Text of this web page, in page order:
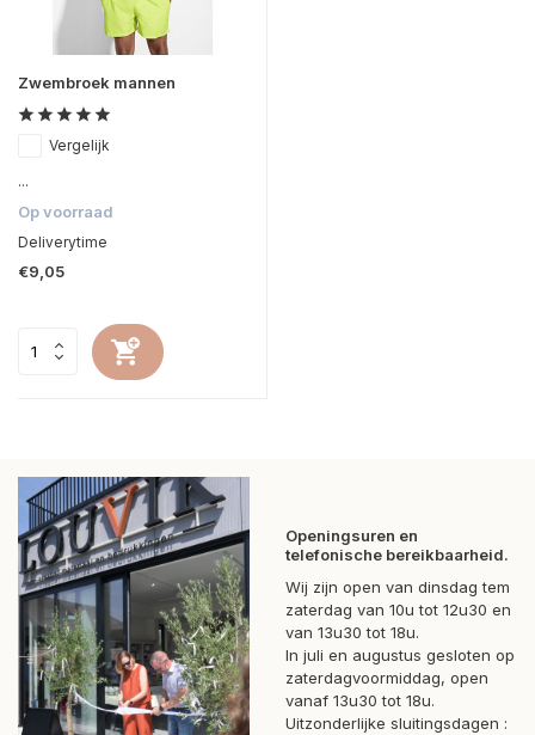
Zwembroek mannen
Vergelijk
...
Op voorraad
Deliverytime
€9,05
Openingsuren en
telefonische bereikbaarheid.
Wij zijn open van dinsdag tem
zaterdag van 10u tot 12u30 en
van 13u30 tot 18u.
In juli en augustus gesloten op
zaterdagvoormiddag, open
vanaf 13u30 tot 18u.
Uitzonderlijke sluitingsdagen :